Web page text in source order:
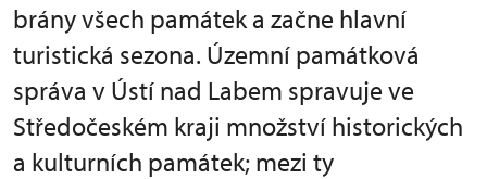
brány všech památek a začne hlavní
turistická sezona. Územní památková
správa v Ústí nad Labem spravuje ve
Středočeském kraji množství historických
a kulturních památek; mezi ty